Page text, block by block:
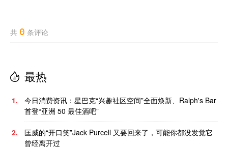
共 0 条评论
最热
1.
今日消费资讯：星巴克“兴趣社区空间”全面焕新、Ralph's Bar
首登“亚洲 50 最佳酒吧”
2.
匡威的“开口笑”Jack Purcell 又要回来了，可能你都没发觉它
曾经离开过